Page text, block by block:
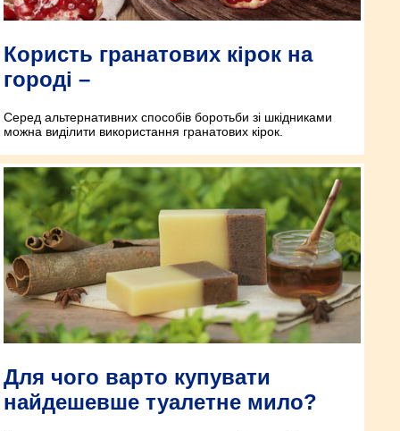
Користь гранатових кірок на
городі –
Серед альтернативних способів боротьби зі шкідниками
можна виділити використання гранатових кірок.
Для чого варто купувати
найдешевше туалетне мило?